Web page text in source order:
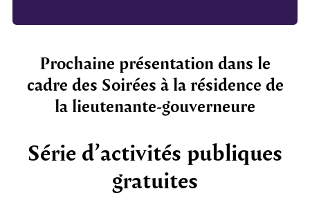
Prochaine présentation dans le
cadre des Soirées à la résidence de
la lieutenante-gouverneure
Série d’activités publiques
gratuites